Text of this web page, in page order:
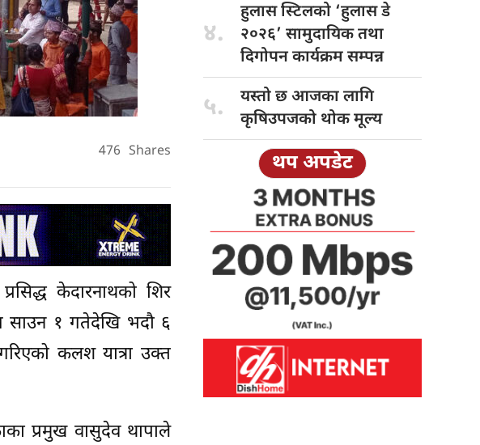
476 Shares
केदारनाथको शिर
साउन १ गतेदेखि भदौ ६
कलश यात्रा उक्त
प्रमुख वासुदेव थापाले
४.
हुलास स्टिलको ‘हुलास डे
२०२६’ सामुदायिक तथा
दिगोपन कार्यक्रम सम्पन्न
५. यस्तो छआजका लागि
कृषिउपजको थोक मूल्य
थप अपडेट